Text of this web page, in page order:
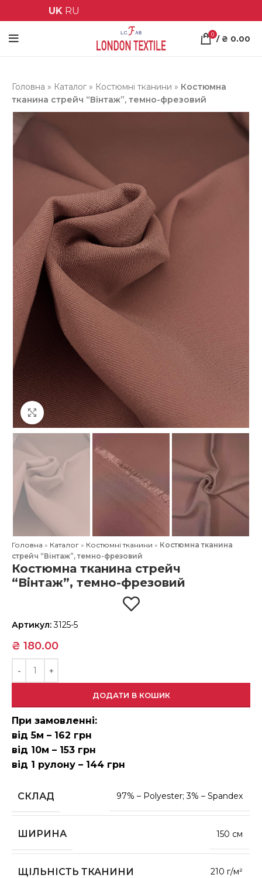
UK RU
0 / ₴ 0.00
Головна » Каталог » Костюмні тканини » Костюмна
тканина стрейч “Вінтаж”, темно-фрезовий
Клацніть, щоб збільшити
Головна » Каталог » Костюмні тканини » Костюмна тканина
стрейч “Вінтаж”, темно-фрезовий
Костюмна тканина стрейч
“Вінтаж”, темно-фрезовий
Артикул:3125-5
₴ 180.00
ДОДАТИ В КОШИК
При замовленні:
від 5м – 162 грн
від 10м – 153 грн
від 1 рулону – 144 грн
СКЛАД 97% – Polyester; 3% – Spandex
ШИРИНА 150 см
ЩІЛЬНІСТЬ ТКАНИНИ 210 г/м²